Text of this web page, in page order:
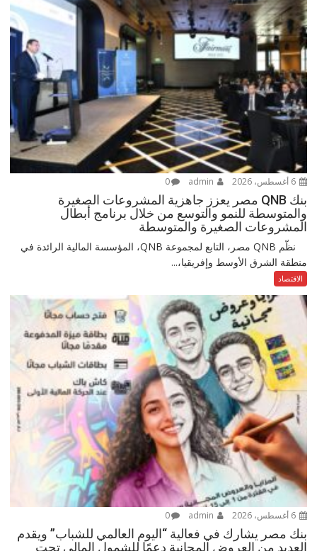
6 أغسطس، 2026 0
بنك QNB مصر يعزز جاهزية المشروعات الصغيرة
والمتوسطة للنمو والتوسع من خلال برنامج أبطال
المشروعات الصغيرة والمتوسطة
نظّم QNB مصر، التابع لمجموعة QNB، المؤسسة المالية الرائدة في
منطقة الشرق الأوسط وإفريقيا،...
الاقتصاد
6 أغسطس، 2026 0
بنك مصر يشارك في فعالية “اليوم العالمي للشباب” ويقدم
العديد من العروض المجانية دعمًا للشمول المالي تحت